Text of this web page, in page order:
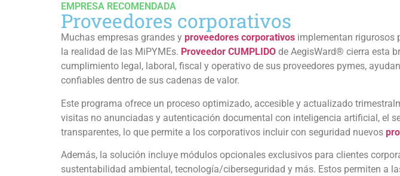
EMPRESA RECOMENDADA
Proveedores corporativos
Muchas empresas grandes y proveedores corporativos implementan rigurosos
la realidad de las MiPYMEs. Proveedor CUMPLIDO de AegisWard® cierra esta
cumplimiento legal, laboral, fiscal y operativo de sus proveedores pymes,
confiables dentro de sus cadenas de valor.
Este programa ofrece un proceso optimizado, accesible y actualizado
visitas no anunciadas y autenticación documental con inteligencia artificial, el
transparentes, lo que permite a los corporativos incluir con seguridad nuevos
Además, la solución incluye módulos opcionales exclusivos para clientes
sustentabilidad ambiental, tecnología/ciberseguridad y más. Estos permiten a